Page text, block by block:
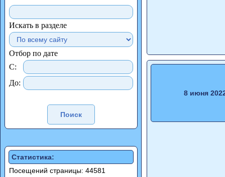
Искать в разделе
Отбор по дате
С:
До:
Статистика:
Посещений страницы: 44581
8 июня